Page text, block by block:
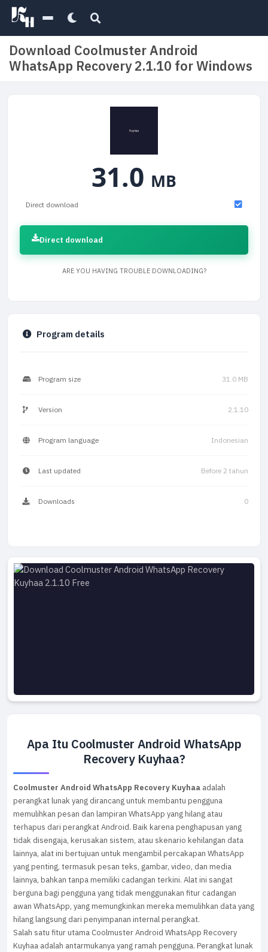
Download Coolmuster Android
WhatsApp Recovery 2.1.10 for Windows
Apa Itu Coolmuster Android WhatsApp
Recovery Kuyhaa?
Coolmuster Android WhatsApp Recovery Kuyhaa adalah
perangkat lunak yang dirancang untuk membantu pengguna
memulihkan pesan dan lampiran WhatsApp yang hilang atau
terhapus dari perangkat Android. Baik karena penghapusan yang
tidak disengaja, kerusakan sistem, atau skenario kehilangan data
lainnya, alat ini bertujuan untuk mengambil percakapan WhatsApp
yang penting, termasuk pesan teks, gambar, video, dan media
lainnya, bahkan tanpa memiliki cadangan terkini. Alat ini sangat
berguna bagi pengguna yang tidak menggunakan fitur cadangan
awan WhatsApp, yang memungkinkan mereka memulihkan data yang
hilang langsung dari penyimpanan internal perangkat.
Salah satu fitur utama Coolmuster Android WhatsApp Recovery
Kuyhaa adalah antarmukanya yang ramah pengguna. Perangkat lunak
31.0 MB
Direct download
Direct download
ARE YOU HAVING TROUBLE DOWNLOADING?
Program details
Program size 31.0 MB
Version 2.1.10
Program language Indonesian
Last updated Before 2 tahun
Downloads 0